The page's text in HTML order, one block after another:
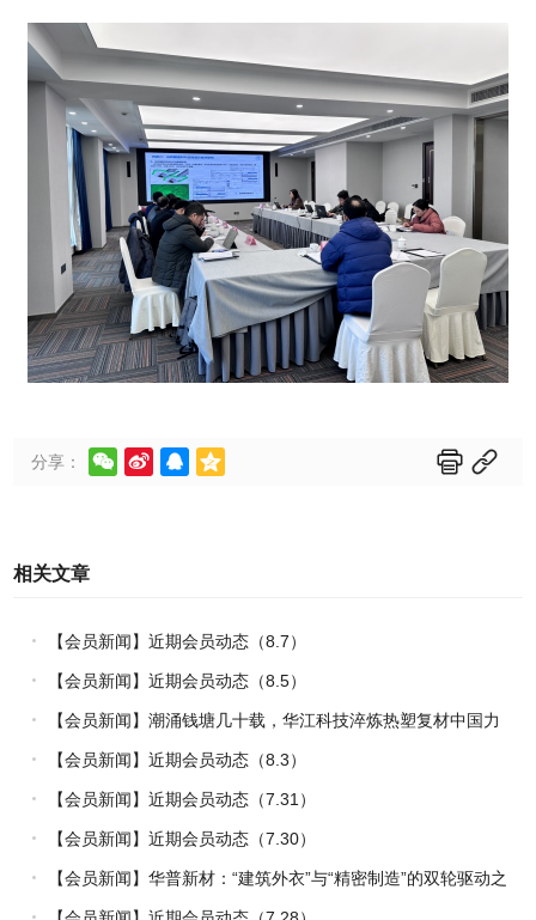
分享：      
相关文章
【会员新闻】近期会员动态（8.7）
【会员新闻】近期会员动态（8.5）
【会员新闻】潮涌钱塘几十载，华江科技淬炼热塑复材中国力
量
【会员新闻】近期会员动态（8.3）
【会员新闻】近期会员动态（7.31）
【会员新闻】近期会员动态（7.30）
【会员新闻】华普新材：“建筑外衣”与“精密制造”的双轮驱动之
路